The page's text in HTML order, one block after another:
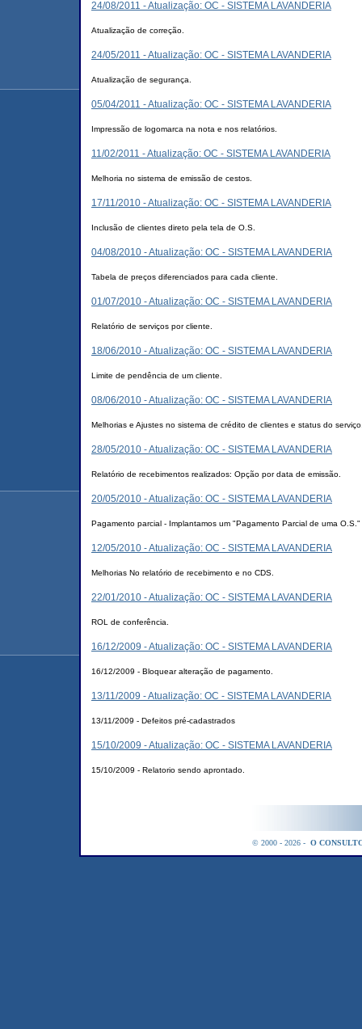
24/08/2011 - Atualização: OC - SISTEMA LAVANDERIA
Atualização de correção.
24/05/2011 - Atualização: OC - SISTEMA LAVANDERIA
Atualização de segurança.
05/04/2011 - Atualização: OC - SISTEMA LAVANDERIA
Impressão de logomarca na nota e nos relatórios.
11/02/2011 - Atualização: OC - SISTEMA LAVANDERIA
Melhoria no sistema de emissão de cestos.
17/11/2010 - Atualização: OC - SISTEMA LAVANDERIA
Inclusão de clientes direto pela tela de O.S.
04/08/2010 - Atualização: OC - SISTEMA LAVANDERIA
Tabela de preços diferenciados para cada cliente.
01/07/2010 - Atualização: OC - SISTEMA LAVANDERIA
Relatório de serviços por cliente.
18/06/2010 - Atualização: OC - SISTEMA LAVANDERIA
Limite de pendência de um cliente.
08/06/2010 - Atualização: OC - SISTEMA LAVANDERIA
Melhorias e Ajustes no sistema de crédito de clientes e status do
28/05/2010 - Atualização: OC - SISTEMA LAVANDERIA
Relatório de recebimentos realizados: Opção por data de emissão.
20/05/2010 - Atualização: OC - SISTEMA LAVANDERIA
Pagamento parcial - Implantamos um "Pagamento Parcial de uma
12/05/2010 - Atualização: OC - SISTEMA LAVANDERIA
Melhorias No relatório de recebimento e no CDS.
22/01/2010 - Atualização: OC - SISTEMA LAVANDERIA
ROL de conferência.
16/12/2009 - Atualização: OC - SISTEMA LAVANDERIA
16/12/2009 - Bloquear alteração de pagamento.
13/11/2009 - Atualização: OC - SISTEMA LAVANDERIA
13/11/2009 - Defeitos pré-cadastrados
15/10/2009 - Atualização: OC - SISTEMA LAVANDERIA
15/10/2009 - Relatorio sendo aprontado.
© 2000 - 2026 - O